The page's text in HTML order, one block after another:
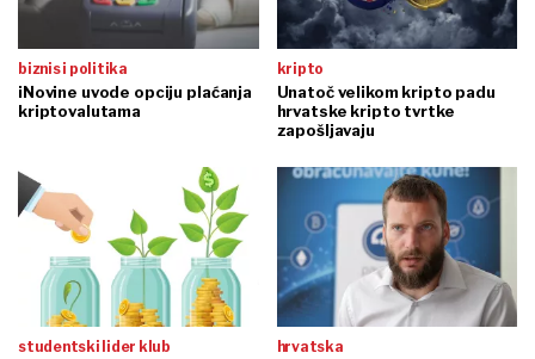
biznis i politika
iNovine uvode opciju plaćanja
kriptovalutama
kripto
Unatoč velikom kripto padu
hrvatske kripto tvrtke
zapošljavaju
studentski lider klub hrvatska